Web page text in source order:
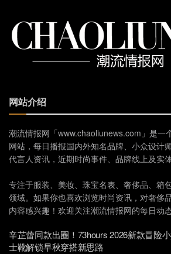
网站介绍
潮流情报网「www.chaoliunews.com」是一
网站，每日播报国内外知名品牌、小众设计
代言人资讯，近期时尚事件、品牌线上及实
专注于服装、美妆、珠宝名表、奢侈品、箱
领域。如果你也喜欢浏览时尚资讯，对奢侈
内容感兴趣！欢迎关注潮流情报网的每日动态
辛芷蕾同款出圈！73hours 2026新款冒险
士靴解锁早秋穿搭新思路